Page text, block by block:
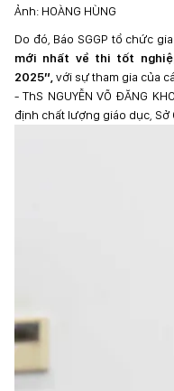
Ảnh: HOÀNG HÙNG
Do đó, Báo SGGP tổ chức
mới nhất về thi tốt
2025”, với sự tham gia của
- ThS NGUYỄN VÕ ĐĂNG
định chất lượng giáo dục, Sở